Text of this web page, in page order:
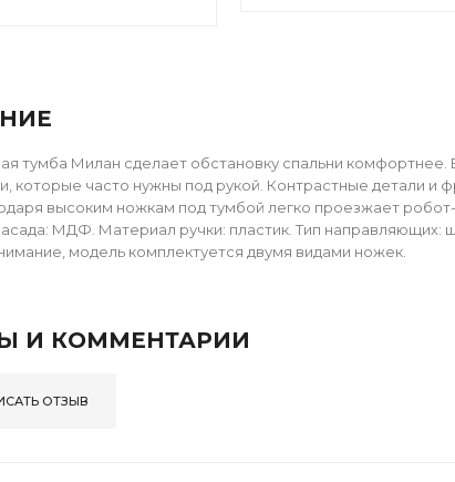
тумба Милан сделает обстановку спальни
которые часто нужны под рукой. Контрастные детали и
высоким ножкам под тумбой легко проезжает
МДФ. Материал ручки: пластик. Тип направляющих:
модель комплектуется двумя видами ножек.
И КОММЕНТАРИИ
ОТЗЫВ